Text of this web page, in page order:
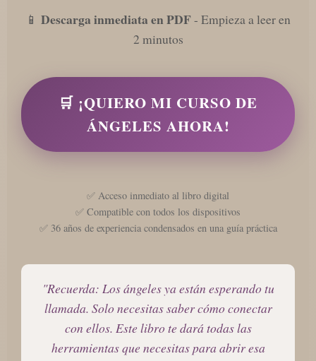
📱 Descarga inmediata en PDF- Empieza a leer en
2 minutos
🛒 ¡QUIERO MI CURSO DE
ÁNGELES AHORA!
✅ Acceso inmediato al libro digital
✅ Compatible con todos los dispositivos
✅ 36 años de experiencia condensados en una guía práctica
"Recuerda: Los ángeles ya están esperando tu
llamada. Solo necesitas saber cómo conectar
con ellos. Este libro te dará todas las
herramientas que necesitas para abrir esa